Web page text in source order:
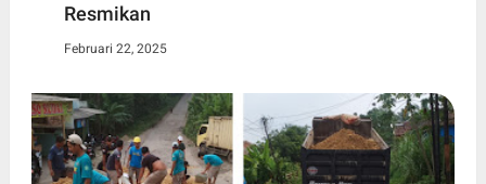
Resmikan
Februari 22, 2025